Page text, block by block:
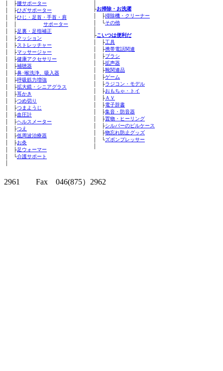
│ ├腰サポーター
│ ├ひざサポーター
│ ├ひじ・足首・手首・肩
サポーター
│ ├足裏・足指補正
│ ├クッション
│ ├ストレッチャー
│ ├マッサージャー
│ ├健康アクセサリー
│ ├補聴器
│ ├鼻･喉洗浄、吸入器
│ ├呼吸筋力増強
│ ├拡大鏡・シニアグラス
│ ├耳かき
│ ├つめ切り
│ ├つまようじ
│ ├血圧計
│ ├ヘルスメーター
│ ├つえ
│ ├低周波治療器
│ ├お灸
│ ├足ウォーマー
│ └介護サポート
├お掃除・お洗濯
│ ├掃除機・クリーナー
│ └その他
├こいつは便利だ
│ ├工具
│ ├携帯電話関連
│ ├ブラシ
│ ├拡声器
│ ├靴関連品
│ ├ゲーム
│ ├ラジコン・モデル
│ ├おもちゃ・トイ
│ ├ＡＶ
│ ├電子辞書
│ ├集音・防音器
│ ├置物・ヒーリング
│ ├シルバーのピルケース
│ ├物忘れ防止グッズ
│ └ズボンプレッサー
2961 Fax 046(875）2962